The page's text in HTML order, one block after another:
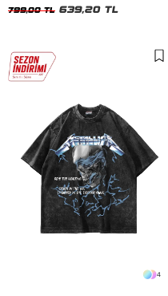
799,00 TL 639,20 TL
4